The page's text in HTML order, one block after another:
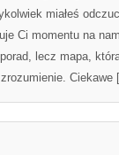
miałeś
Ci momentu na
lecz mapa,